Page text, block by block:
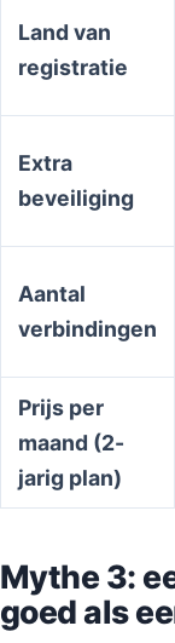
Land van
registratie
Extra
beveiliging
Aantal
verbindingen
Prijs per
maand (2-
jarig plan)
Mythe 3:
goed als